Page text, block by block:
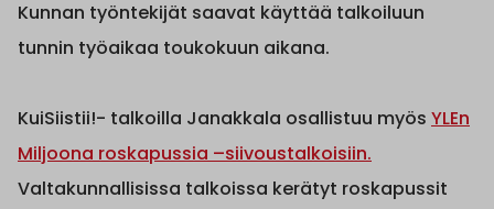
Kunnan työntekijät saavat käyttää talkoiluun
tunnin työaikaa toukokuun aikana.
KuiSiistii!- talkoilla Janakkala osallistuu myös YLEn
Miljoona roskapussia –siivoustalkoisiin.
Valtakunnallisissa talkoissa kerätyt roskapussit